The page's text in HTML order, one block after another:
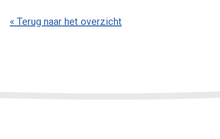
« Terug naar het overzicht